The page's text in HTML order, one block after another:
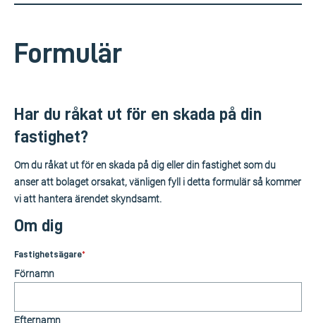
Formulär
Har du råkat ut för en skada på din
fastighet?
Om du råkat ut för en skada på dig eller din fastighet som du
anser att bolaget orsakat, vänligen fyll i detta formulär så kommer
vi att hantera ärendet skyndsamt.
Om dig
Fastighetsägare*
Förnamn
Efternamn